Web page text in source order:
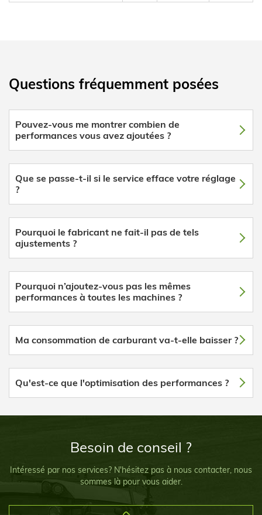
Questions fréquemment posées
Pouvez-vous me montrer combien de
performances vous avez ajoutées ?
Que se passe-t-il si le service efface votre réglage
?
Pourquoi le fabricant ne fait-il pas de tels
ajustements ?
Pourquoi n’ajoutez-vous pas les mêmes
performances à toutes les machines ?
Ma consommation de carburant va-t-elle baisser ?
Qu'est-ce que l'optimisation des performances ?
Besoin de conseil ?
Intéressé par nos services? N'hésitez pas à nous contacter, nous
sommes là pour vous aider.